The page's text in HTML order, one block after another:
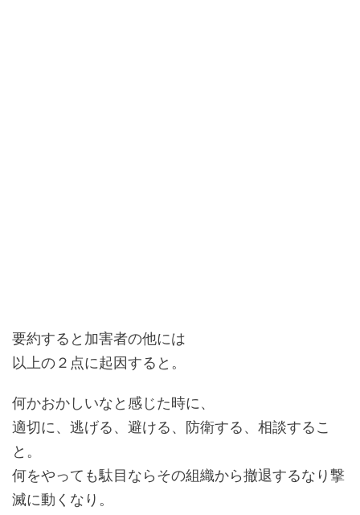
要約すると加害者の他には
以上の２点に起因すると。
何かおかしいなと感じた時に、
適切に、逃げる、避ける、防衛する、相談するこ
と。
何をやっても駄目ならその組織から撤退するなり撃
滅に動くなり。